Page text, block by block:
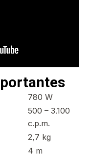
780 W
500 – 3.100
c.p.m.
2,7 kg
4 m